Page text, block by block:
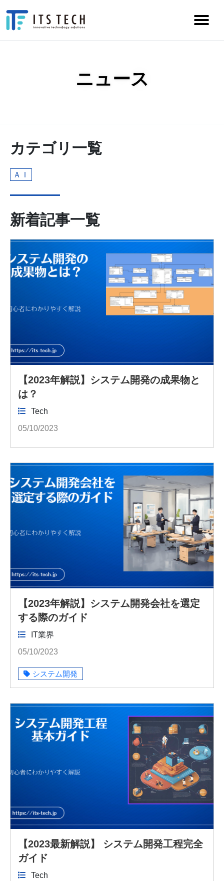
ニュース
カテゴリ一覧
ＡＩ
新着記事一覧
【2023年解説】システム開発の成果物と
は？
Tech
05/10/2023
【2023年解説】システム開発会社を選定
する際のガイド
IT業界
05/10/2023
システム開発
【2023最新解説】 システム開発工程完全
ガイド
Tech